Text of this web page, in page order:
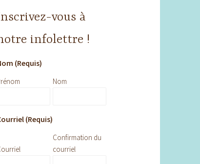
vous à
infolettre !
(Requis)
Nom
(Requis)
Confirmation du
courriel